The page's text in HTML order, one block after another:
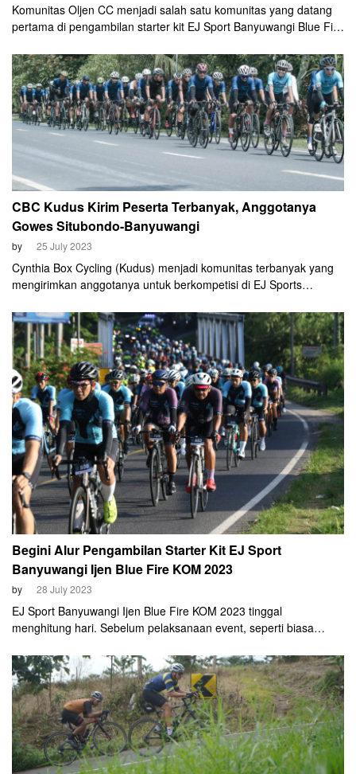
Komunitas Oljen CC menjadi salah satu komunitas yang datang
pertama di pengambilan starter kit EJ Sport Banyuwangi Blue Fire
Wanita Paramitha Kencana Banyuwangi (28/7).
CBC Kudus Kirim Peserta Terbanyak, Anggotanya
Gowes Situbondo-Banyuwangi
by 25 July 2023
Cynthia Box Cycling (Kudus) menjadi komunitas terbanyak yang
mengirimkan anggotanya untuk berkompetisi di EJ Sports
Kudus yang akan berangkat menju Banyuwangi tanggal 29 Juli
mendatang.
Begini Alur Pengambilan Starter Kit EJ Sport
Banyuwangi Ijen Blue Fire KOM 2023
by 28 July 2023
EJ Sport Banyuwangi Ijen Blue Fire KOM 2023 tinggal
menghitung hari. Sebelum pelaksanaan event, seperti biasa
yakni 28 Juli 2023 di Gedung Wanita Paramitha Kencana
Banyuwangi.